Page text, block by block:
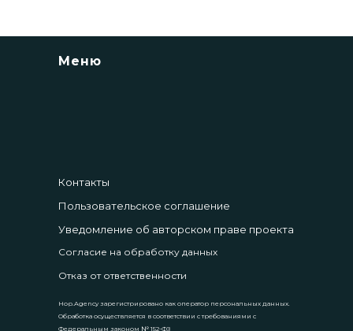
Hop.Agency зарегистрировано как оператор персональных данных.
Обработка осуществляется в соответствии с требованиями с
Федеральным законом № 152-ФЗ
Меню
Пользовательское соглашение
Контакты
Уведомление об авторском праве проекта
Согласие на обработку данных
Отказ от ответственности